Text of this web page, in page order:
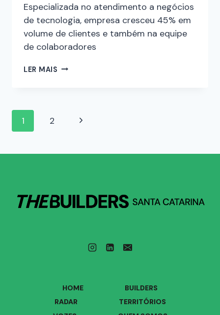
Especializada no atendimento a negócios
de tecnologia, empresa cresceu 45% em
volume de clientes e também na equipe
de colaboradores
LER MAIS
1 2
HOME
BUILDERS
RADAR
TERRITÓRIOS